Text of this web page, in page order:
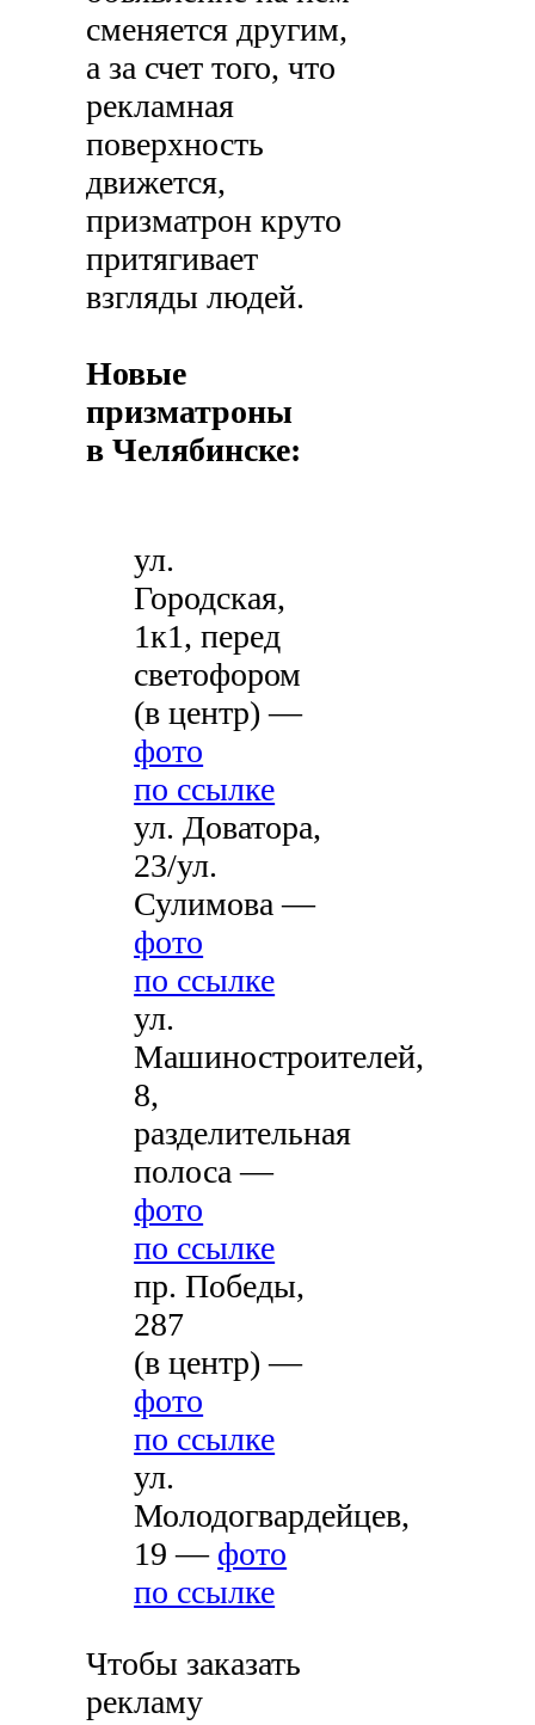
сменяется другим,
а за счет того, что
рекламная
поверхность
движется,
призматрон круто
притягивает
взгляды людей.
Новые
призматроны
в Челябинске:
ул.
Городская,
1к1, перед
светофором
(в центр) —
фото
по ссылке
ул. Доватора,
23/ул.
Сулимова —
фото
по ссылке
ул.
Машиностроителей,
8,
разделительная
полоса —
фото
по ссылке
пр. Победы,
287
(в центр) —
фото
по ссылке
ул.
Молодогвардейцев,
19 — фото
по ссылке
Чтобы заказать
рекламу